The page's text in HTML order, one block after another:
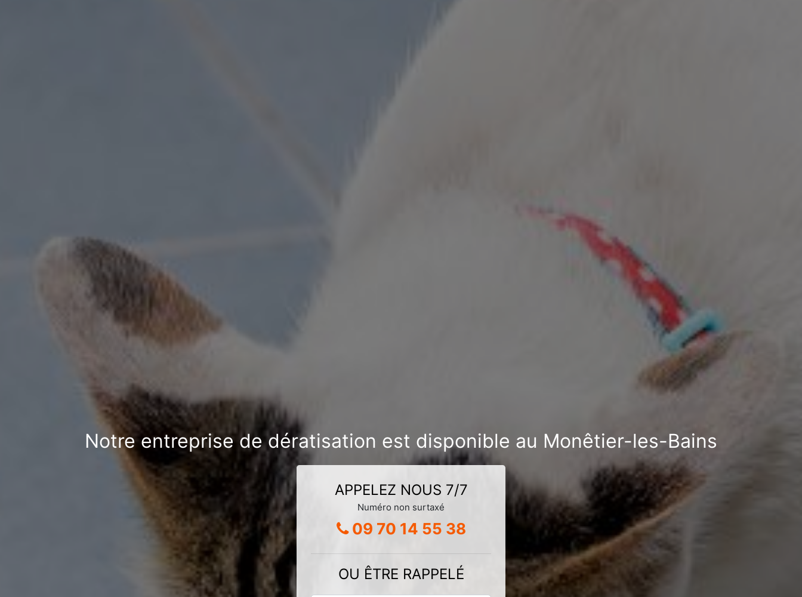
Notre entreprise de dératisation est disponible au Monêtier-les-Bains
APPELEZ NOUS 7/7
Numéro non surtaxé
09 70 14 55 38
OU ÊTRE RAPPELÉ